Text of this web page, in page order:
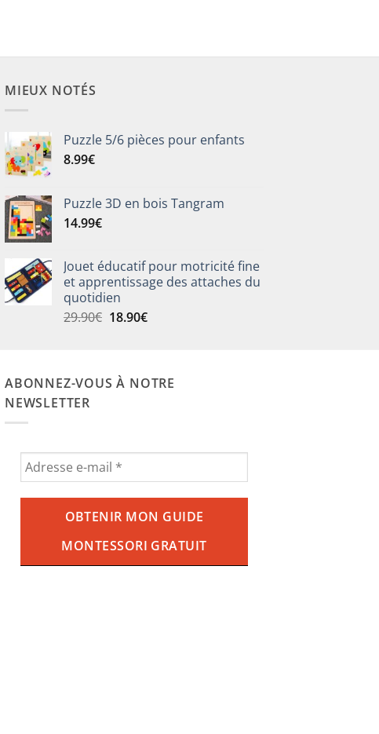
MIEUX NOTÉS
Puzzle 5/6 pièces pour enfants
8.99€
Puzzle 3D en bois Tangram
14.99€
Jouet éducatif pour motricité fine
et apprentissage des attaches du
quotidien
29.90€ Le
29.90€.
18.90€Le
18.90€.
ABONNEZ-VOUS À NOTRE
NEWSLETTER